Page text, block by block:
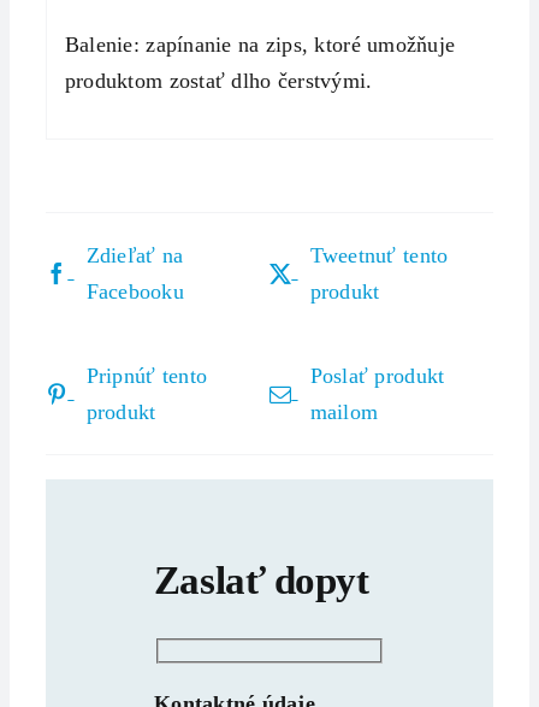
Balenie: zapínanie na zips, ktoré umožňuje
produktom zostať dlho čerstvými.
Zdieľať na
Facebooku
Tweetnuť tento
produkt
Pripnúť tento
produkt
Poslať produkt
mailom
Zaslať dopyt